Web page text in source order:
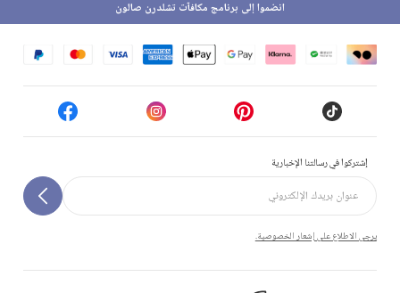
إشتركوا في رسالتنا الإخبارية
يرجى الاطلاع على إشعار الخصوصية.
انضموا إلى برنامج مكافآت تشلدرن صالون